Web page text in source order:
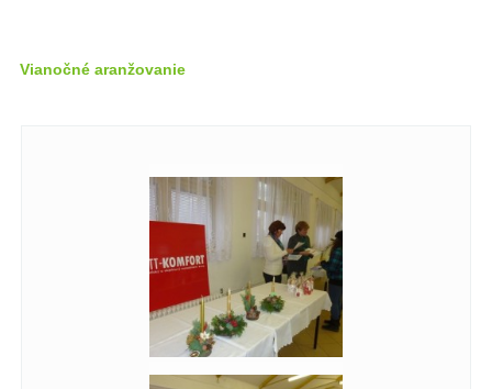
Vianočné aranžovanie